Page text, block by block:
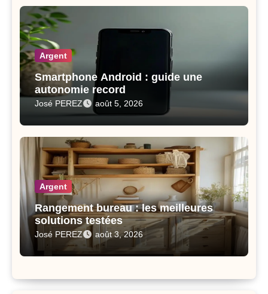
Argent
Smartphone Android : guide une
autonomie record
José PEREZ août 5, 2026
Argent
Rangement bureau : les meilleures
solutions testées
José PEREZ août 3, 2026